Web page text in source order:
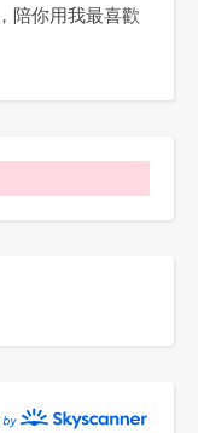
陪你用我最喜歡